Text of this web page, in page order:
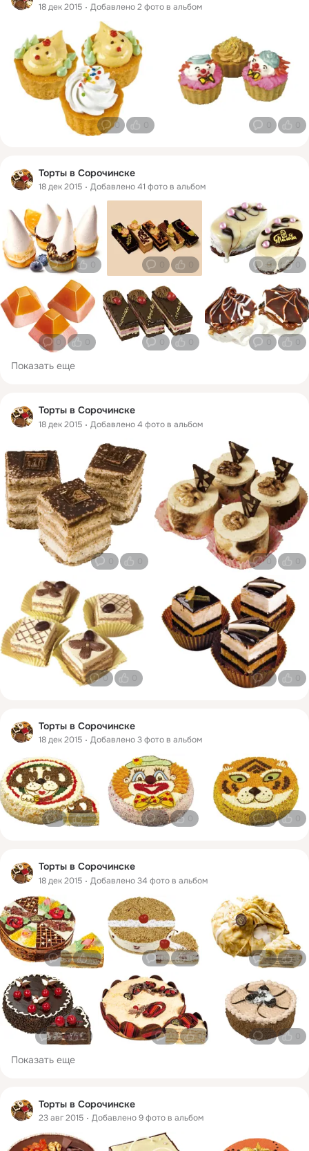
18 дек 2015 Добавлено 2 фото в альбом
0
Торты в Сорочинске
18 дек 2015 Добавлено 41 фото в альбом
0 0
0
Показать еще
Торты в Сорочинске
18 дек 2015 Добавлено 4 фото в альбом
0
0 0
Торты в Сорочинске
18 дек 2015 Добавлено 3 фото в альбом
1 0 0 0
Торты в Сорочинске
18 дек 2015 Добавлено 34 фото в альбом
0 0 0 0 0 0
0 0 0 0 0
Показать еще
Торты в Сорочинске
23 авг 2015 Добавлено 9 фото в альбом